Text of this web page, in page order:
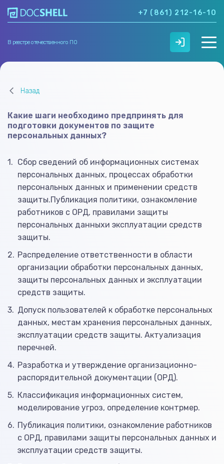
+7 (861) 212-16-10
В реестре отечественного ПО
Назад
Какие шаги необходимо предпринять для
подготовки документов по защите
персональных данных?
Сбор сведений об информационных системах
персональных данных, процессах обработки
персональных данных и применении средств
защиты.Публикация политики, ознакомление
работников с ОРД, правилами защиты
персональных данныхи эксплуатации средств
защиты.
Распределение ответственности в области
организации обработки персональных данных,
защиты персональных данных и эксплуатации
средств защиты.
Допуск пользователей к обработке персональных
данных, местам хранения персональных данных,
эксплуатации средств защиты. Актуализация
перечней.
Разработка и утверждение организационно-
распорядительной документации (ОРД).
Классификация информационных систем,
моделирование угроз, определение контрмер.
Публикация политики, ознакомление работников
с ОРД, правилами защиты персональных данных и
эксплуатации средств защиты.